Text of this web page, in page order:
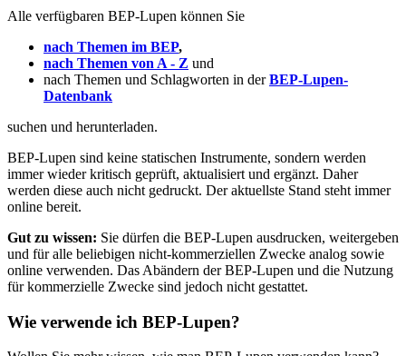
Alle verfügbaren BEP-Lupen können Sie
nach Themen im BEP,
nach Themen von A - Z und
nach Themen und Schlagworten in derBEP-Lupen-
Datenbank
suchen und herunterladen.
BEP-Lupen sind keine statischen Instrumente, sondern werden
immer wieder kritisch geprüft, aktualisiert und ergänzt. Daher
werden diese auch nicht gedruckt. Der aktuellste Stand steht immer
online bereit.
Gut zu wissen: Sie dürfen die BEP-Lupen ausdrucken, weitergeben
und für alle beliebigen nicht-kommerziellen Zwecke analog sowie
online verwenden. Das Abändern der BEP-Lupen und die Nutzung
für kommerzielle Zwecke sind jedoch nicht gestattet.
Wie verwende ich BEP-Lupen?